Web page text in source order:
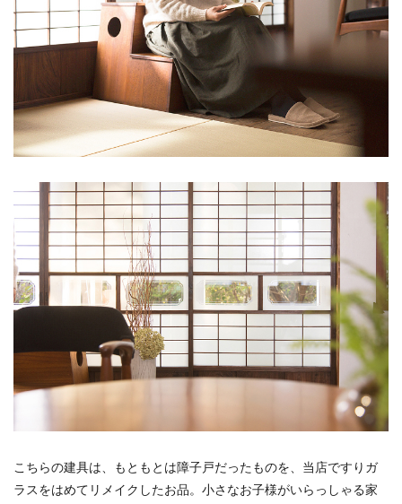
こちらの建具は、もともとは障子戸だったものを、当店ですりガ
ラスをはめてリメイクしたお品。小さなお子様がいらっしゃる家